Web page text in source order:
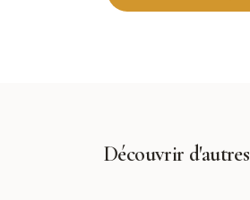
Découvrir d'autres